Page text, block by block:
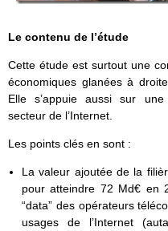
Le contenu de l’étude
Cette étude est surtout une
économiques glanées à
Elle s’appuie aussi sur
secteur de l’Internet.
Les points clés en sont :
La valeur ajoutée de la
pour atteindre 72 Md€ en
“data” des opérateurs
usages de l’Internet